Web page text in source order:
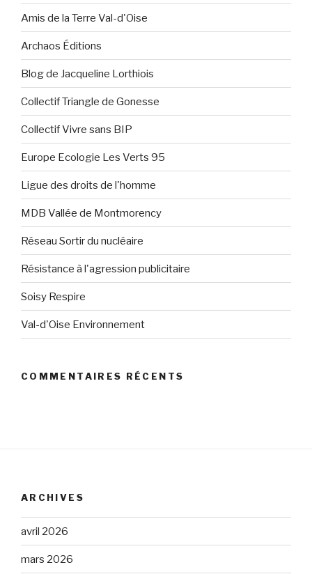
Amis de la Terre Val-d'Oise
Archaos Éditions
Blog de Jacqueline Lorthiois
Collectif Triangle de Gonesse
Collectif Vivre sans BIP
Europe Ecologie Les Verts 95
Ligue des droits de l'homme
MDB Vallée de Montmorency
Réseau Sortir du nucléaire
Résistance à l'agression publicitaire
Soisy Respire
Val-d'Oise Environnement
COMMENTAIRES RÉCENTS
ARCHIVES
avril 2026
mars 2026